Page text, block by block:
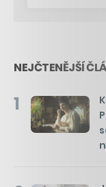
NEJČTENĚJŠÍ
1